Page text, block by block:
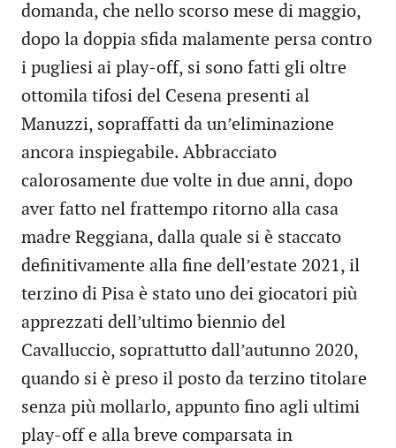
domanda, che nello scorso mese di maggio,
dopo la doppia sfida malamente persa contro
i pugliesi ai play-off, si sono fatti gli oltre
ottomila tifosi del Cesena presenti al
Manuzzi, sopraffatti da un’eliminazione
ancora inspiegabile. Abbracciato
calorosamente due volte in due anni, dopo
aver fatto nel frattempo ritorno alla casa
madre Reggiana, dalla quale si è staccato
definitivamente alla fine dell’estate 2021, il
terzino di Pisa è stato uno dei giocatori più
apprezzati dell’ultimo biennio del
Cavalluccio, soprattutto dall’autunno 2020,
quando si è preso il posto da terzino titolare
senza più mollarlo, appunto fino agli ultimi
play-off e alla breve comparsata in